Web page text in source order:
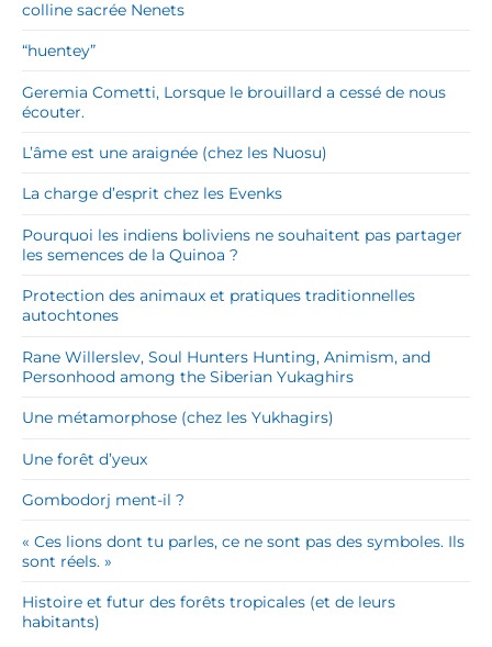
colline sacrée Nenets
“huentey”
Geremia Cometti, Lorsque le brouillard a cessé de nous
écouter.
L’âme est une araignée (chez les Nuosu)
La charge d’esprit chez les Evenks
Pourquoi les indiens boliviens ne souhaitent pas partager
les semences de la Quinoa ?
Protection des animaux et pratiques traditionnelles
autochtones
Rane Willerslev, Soul Hunters Hunting, Animism, and
Personhood among the Siberian Yukaghirs
Une métamorphose (chez les Yukhagirs)
Une forêt d’yeux
Gombodorj ment-il ?
« Ces lions dont tu parles, ce ne sont pas des symboles. Ils
sont réels. »
Histoire et futur des forêts tropicales (et de leurs
habitants)